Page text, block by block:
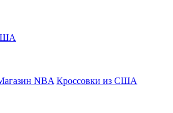
NBA Кроссовки из США